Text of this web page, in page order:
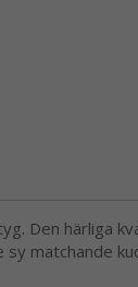
Den härliga
matchande